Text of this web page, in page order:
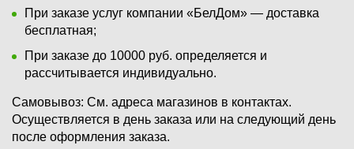
При заказе услуг компании «БелДом» — доставка
бесплатная;
При заказе до 10000 руб. определяется и
рассчитывается индивидуально.
Самовывоз: См. адреса магазинов в контактах.
Осуществляется в день заказа или на следующий день
после оформления заказа.